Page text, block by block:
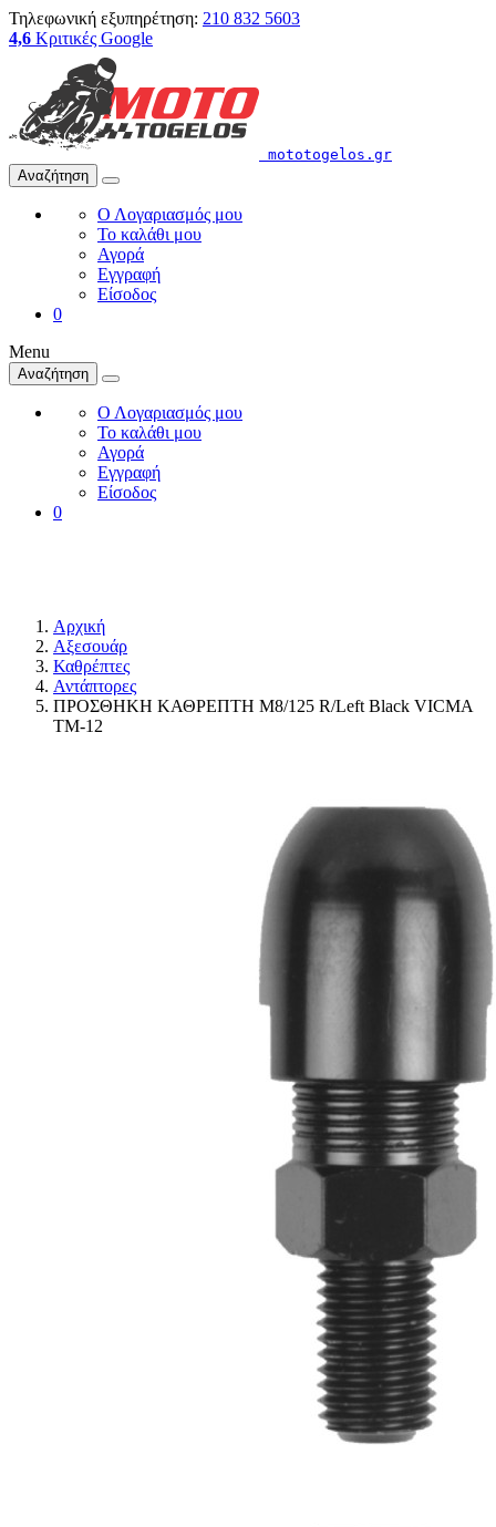
Τηλεφωνική εξυπηρέτηση: 210 832 5603
4,6 Κριτικές Google
mototogelos.gr
Αναζήτηση
Ο Λογαριασμός μου
Το καλάθι μου
Αγορά
Εγγραφή
Είσοδος
0
Menu
Αναζήτηση
Ο Λογαριασμός μου
Το καλάθι μου
Αγορά
Εγγραφή
Είσοδος
0
Αρχική
Αξεσουάρ
Καθρέπτες
Αντάπτορες
ΠΡΟΣΘΗΚΗ ΚΑΘΡΕΠΤΗ M8/125 R/Left Black VICMA
TM-12